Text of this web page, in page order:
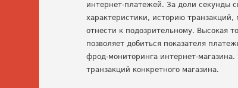
интернет-платежей. За доли секунды
характеристики, историю
отнести к подозрительному. Высокая
позволяет добиться показателя
фрод-мониторинга интернет-магазина.
транзакций конкретного магазина.